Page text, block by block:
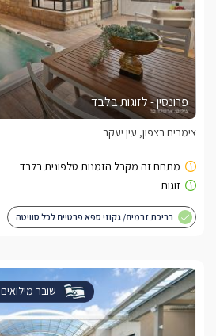
פרונסין - לזוגות בלבד
צימרים בצפון, עין יעקב
בריכת זרמים/ גקוזי ספא פרטיים לכל סוויטה
שובר מילואים